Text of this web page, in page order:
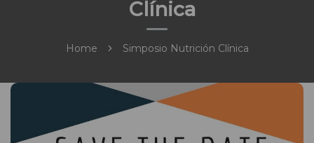
Clínica
Home Simposio Nutrición Clínica